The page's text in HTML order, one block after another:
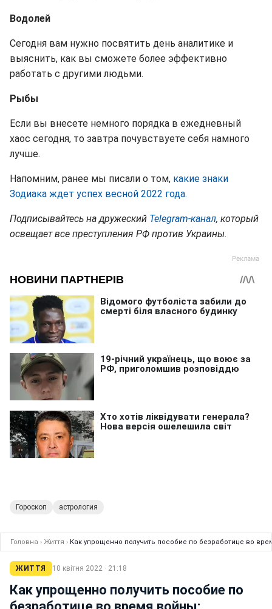
Водолей
Сегодня вам нужно посвятить день аналитике и
выяснить, как вы сможете более эффективно
работать с другими людьми.
Рыбы
Если вы внесете немного порядка в ежедневный
хаос сегодня, то завтра почувствуете себя намного
лучше.
Напомним, ранее мы писали о том, какие знаки
Зодиака ждет успех весной 2022 года.
Подписывайтесь на дружеский Telegram-канал, который
освещает все преступления РФ против Украины.
Гороскоп астрология
Головна › Життя › Как упрощенно получить пособие по безработице во
ЖИТТЯ 10 квітня 2022 · 21:18
Как упрощенно получить пособие по